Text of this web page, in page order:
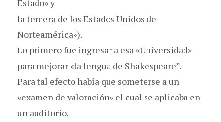
Estado» y
la tercera de los Estados Unidos de
Norteamérica»).
Lo primero fue ingresar a esa «Universidad»
para mejorar «la lengua de Shakespeare”.
Para tal efecto había que someterse a un
«examen de valoración» el cual se aplicaba en
un auditorio.